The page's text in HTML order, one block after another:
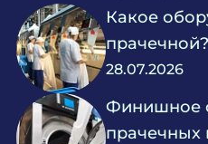
Какое
прачечной?
28.07.2026
Финишное
прачечных